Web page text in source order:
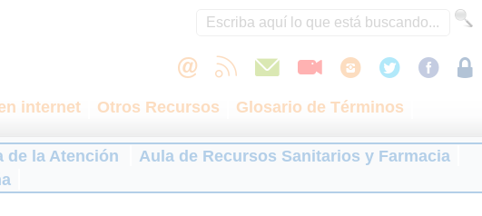
internet Otros Recursos
Glosario de Términos
de la Atención
Aula de Recursos Sanitarios y Farmacia